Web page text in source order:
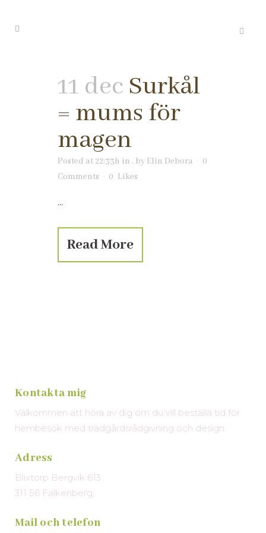
11 dec Surkål
= mums för
magen
Posted at 22:33h in . by Elin Debora
0
Comments
0 Likes
...
Read More
Kontakta mig
Välkommen att höra av dig om du vill beställa tid för
hembesök med trädgårdsrådgivning och design.
Adress
Blixtorp Bergvik 613
311 56 Falkenberg,
Mail och telefon